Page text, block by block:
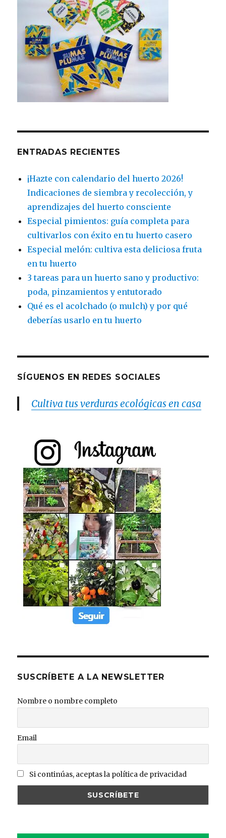
ENTRADAS RECIENTES
¡Hazte con calendario del huerto 2026!
Indicaciones de siembra y recolección, y
aprendizajes del huerto consciente
Especial pimientos: guía completa para
cultivarlos con éxito en tu huerto casero
Especial melón: cultiva esta deliciosa fruta
en tu huerto
3 tareas para un huerto sano y productivo:
poda, pinzamientos y entutorado
Qué es el acolchado (o mulch) y por qué
deberías usarlo en tu huerto
SÍGUENOS EN REDES SOCIALES
Cultiva tus verduras ecológicas en casa
SUSCRÍBETE A LA NEWSLETTER
Nombre o nombre completo
Email
Si continúas, aceptas la política de privacidad